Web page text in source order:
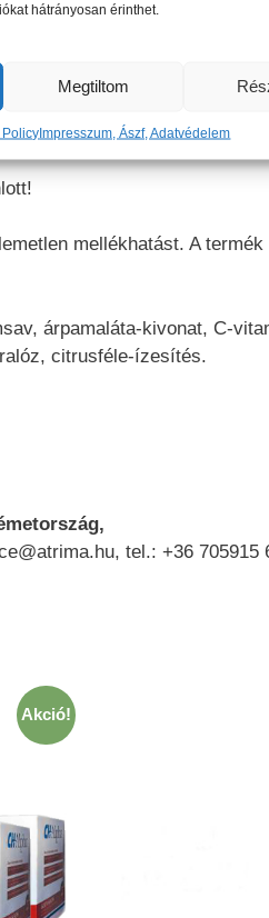
hátrányosan érinthet.
Megtiltom
Impresszum, Ászf, Adatvédelem
egyszer) szedni,
mellékhatást. A termék
árpamaláta-kivonat, C-
citrusféle-ízesítés.
tel.: +36 705915
Akció!